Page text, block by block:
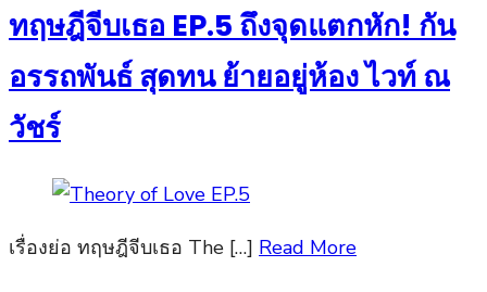
ทฤษฎีจีบเธอ EP.5 ถึงจุดแตกหัก! กัน
อรรถพันธ์ สุดทน ย้ายอยู่ห้อง ไวท์ ณ
วัชร์
เรื่องย่อ ทฤษฎีจีบเธอ The […] Read More